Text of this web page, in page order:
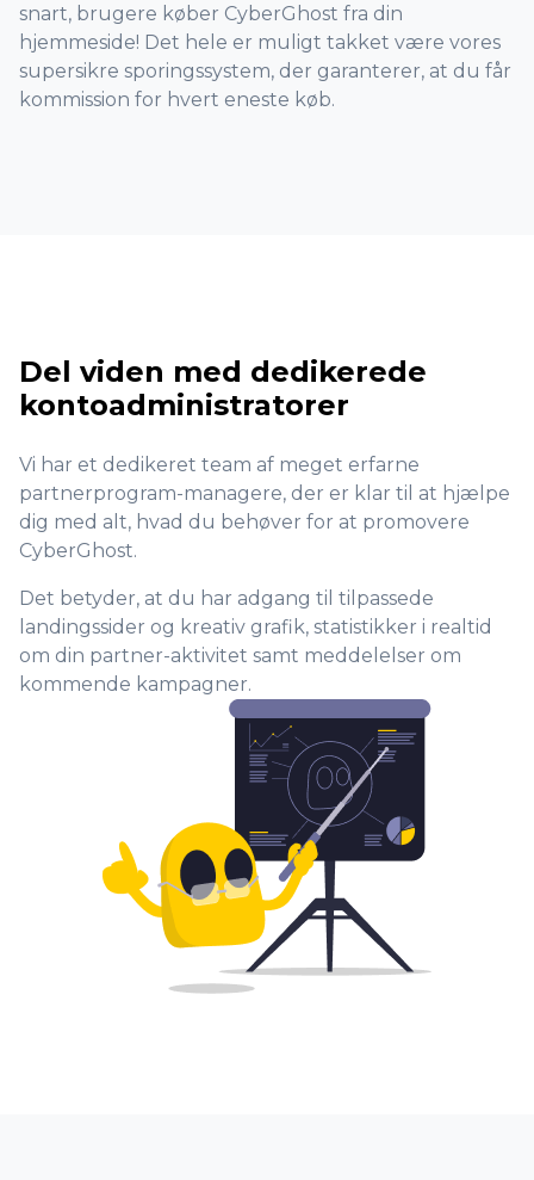
snart, brugere køber CyberGhost fra din
hjemmeside! Det hele er muligt takket være vores
supersikre sporingssystem, der garanterer, at du får
kommission for hvert eneste køb.
Del viden med dedikerede
kontoadministratorer
Vi har et dedikeret team af meget erfarne
partnerprogram-managere, der er klar til at hjælpe
dig med alt, hvad du behøver for at promovere
CyberGhost.
Det betyder, at du har adgang til tilpassede
landingssider og kreativ grafik, statistikker i realtid
om din partner-aktivitet samt meddelelser om
kommende kampagner.